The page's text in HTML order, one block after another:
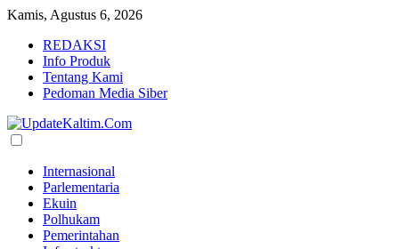
Kamis, Agustus 6, 2026
REDAKSI
Info Produk
Tentang Kami
Pedoman Media Siber
Internasional
Parlementaria
Ekuin
Polhukam
Pemerintahan